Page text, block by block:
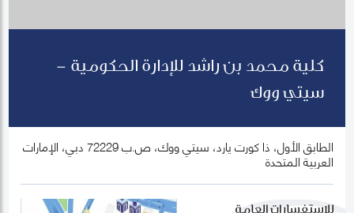
كلية محمد بن راشد للإدارة الحكومية -
سيتي ووك
الطابق الأول، ذا كورت يارد، سيتي ووك، ص.ب 72229 دبي، الإمارات
العربية المتحدة
للاستفسارات العامة